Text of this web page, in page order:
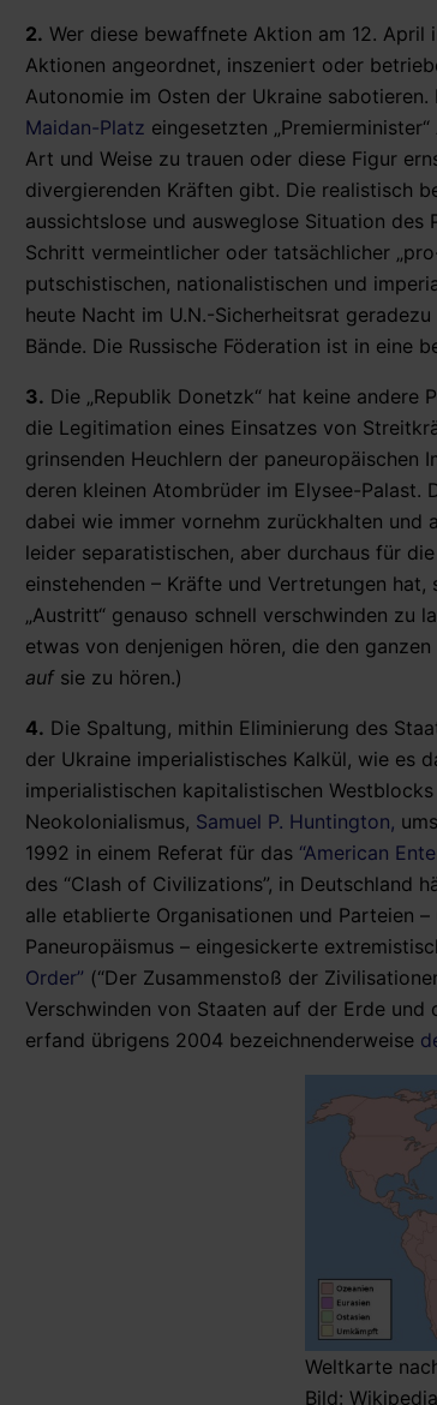
2. Wer diese bewaffnete Aktion am 12. April
Aktionen angeordnet, inszeniert oder
Autonomie im Osten der Ukraine sabotieren.
Maidan-Platz eingesetzten
Art und Weise zu trauen oder diese Figur
divergierenden Kräften gibt. Die realistisch
aussichtslose und ausweglose Situation
Schritt vermeintlicher oder tatsächlicher
putschistischen, nationalistischen und
heute Nacht im U.N.-Sicherheitsrat
Bände. Die Russische Föderation ist in eine
3. Die „Republik Donetzk“ hat keine andere
die Legitimation eines Einsatzes von
grinsenden Heuchlern der paneuropäischen
deren kleinen Atombrüder im Elysee-Palast.
dabei wie immer vornehm zurückhalten und
leider separatistischen, aber durchaus für
einstehenden – Kräfte und Vertretungen
„Austritt“ genauso schnell verschwinden zu
etwas von denjenigen hören, die den
aufsie zu hören.)
4. Die Spaltung, mithin Eliminierung des
der Ukraine imperialistisches Kalkül, wie es
imperialistischen kapitalistischen
Neokolonialismus, Samuel P. Huntington,
1992 in einem Referat für das “American
des “Clash of Civilizations”, in Deutschland
alle etablierte Organisationen und Parteien
Paneuropäismus – eingesickerte
Order” (“Der Zusammenstoß der
Verschwinden von Staaten auf der Erde und
erfand übrigens 2004 bezeichnenderweise
Weltkarte
Bild: Wikipedia